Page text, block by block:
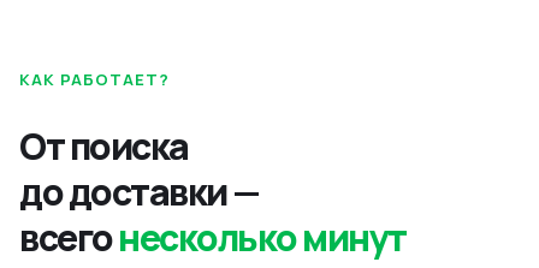
КАК РАБОТАЕТ?
От поиска
до доставки —
всегонесколько минут